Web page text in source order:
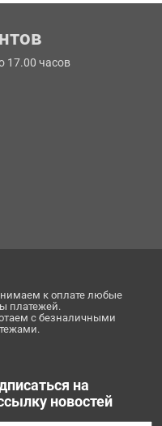
17.00 часов
к оплате любые
платежей.
с безналичными
на
новостей